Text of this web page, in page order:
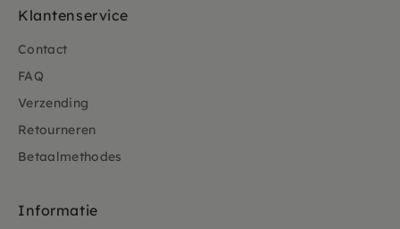
Klantenservice
Contact
FAQ
Verzending
Retourneren
Betaalmethodes
Informatie